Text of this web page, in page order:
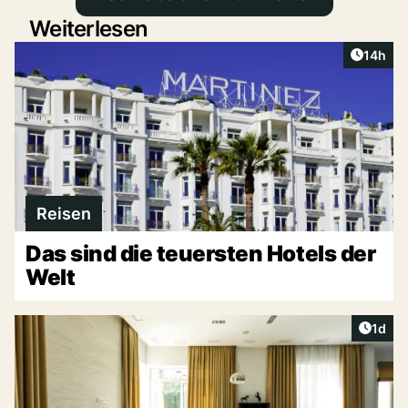
Weiterlesen
Artikel
14h
Reisen
Das sind die teuersten Hotels der
Welt
1d